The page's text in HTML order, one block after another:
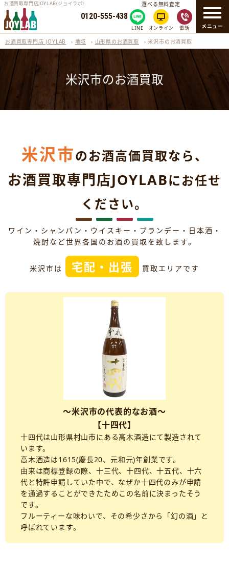
メニュー
お酒買取専門店JOYLAB(ジョイラボ)
0120-555-438
選べる無料査定
LINE オンライン 電話
お酒買取専門店 JOYLAB › 地域 › 山形県のお酒買取 ›米沢市のお酒買取
米沢市のお酒買取
米沢市のお酒高価買取なら、
お酒買取専門店JOYLABにお任せ
ください。
ワイン・シャンパン・ウイスキー・ブランデー・日本酒・
焼酎など世界各国のお酒の買取を致します。
米沢市は 宅配・出張 買取エリアです
～米沢市の代表的なお酒～
【十四代】
十四代は山形県村山市にある高木酒造にて製造されて
います。
高木酒造は1615(慶長20、元和元)年創業です。
由来は商標登録の際、十三代、十四代、十五代、十六
代と特許申請していた中で、なぜか十四代のみが申請
を通過することができたためこの名前に決まったそう
です。
フルーティーな味わいで、その希少さから「幻の酒」と
呼ばれています。